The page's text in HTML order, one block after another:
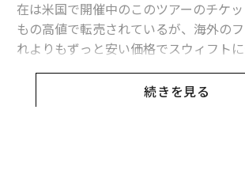
在は米国で開催中のこのツアーのチケ
もの高値で転売されているが、海外の
れよりもずっと安い価格でスウィフト
りそうだ。
米国ツアーのチケットは、販売開始当初
続きを見る